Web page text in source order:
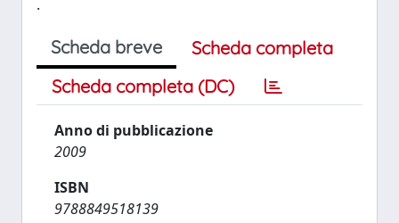
.
Scheda breve
Scheda completa
Scheda completa (DC)
Anno di pubblicazione
2009
ISBN
9788849518139